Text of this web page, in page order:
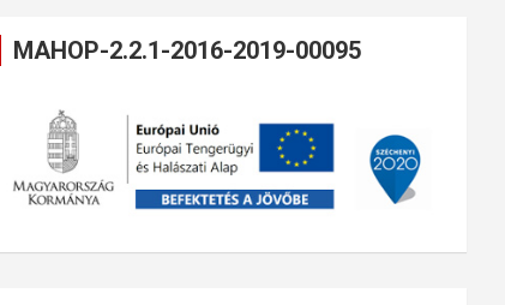
MAHOP-2.2.1-2016-2019-00095